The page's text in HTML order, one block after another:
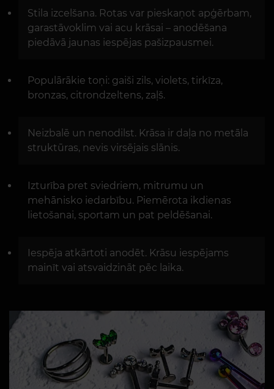
Stila izcelšana. Rotas var pieskaņot apģērbam,
garastāvoklim vai acu krāsai – anodēšana
piedāvā jaunas iespējas pašizpausmei.
Populārākie toņi: gaiši zils, violets, tirkīza,
bronzas, citrondzeltens, zaļš.
Neizbalē un nenodilst. Krāsa ir daļa no metāla
struktūras, nevis virsējais slānis.
Izturība pret sviedriem, mitrumu un
mehānisko iedarbību. Piemērota ikdienas
lietošanai, sportam un pat peldēšanai.
Iespēja atkārtoti anodēt. Krāsu iespējams
mainīt vai atsvaidzināt pēc laika.